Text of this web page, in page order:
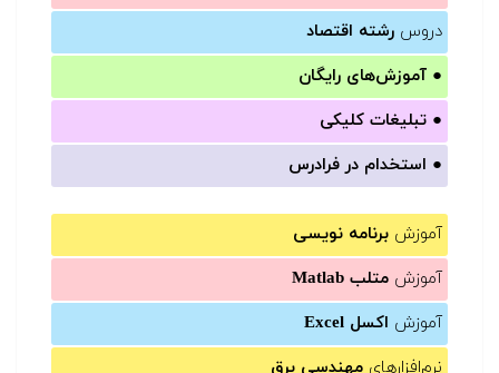
دروس رشته اقتصاد
● آموزش‌های رایگان
● تبلیغات کلیکی
● استخدام در فرادرس
آموزش برنامه نویسی
آموزش متلب Matlab
آموزش اکسل Excel
نرم‌افزارهای مهندسی برق